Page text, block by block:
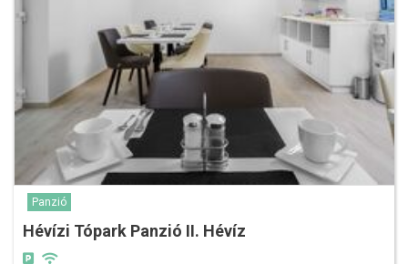
Panzió
Hévízi Tópark Panzió II. Hévíz